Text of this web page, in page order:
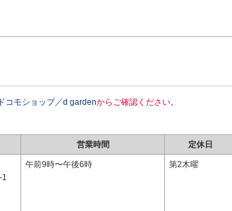
ドコモショップ／d gardenからご確認ください。
営業時間 定休日
1
午前9時〜午後6時 第2木曜